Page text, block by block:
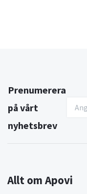
Prenumerera
på vårt
nyhetsbrev
Allt om Apovi